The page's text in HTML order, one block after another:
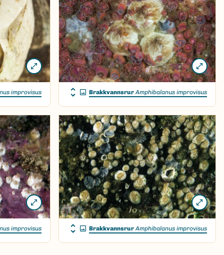
improvisus Brakkvannsrur Amphibalanus improvisus
improvisus Brakkvannsrur Amphibalanus improvisus